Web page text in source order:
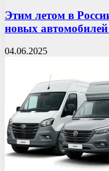
Этим летом в
новых
04.06.2025